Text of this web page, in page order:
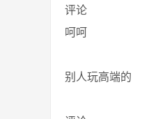
评论
呵呵
别人玩高端的